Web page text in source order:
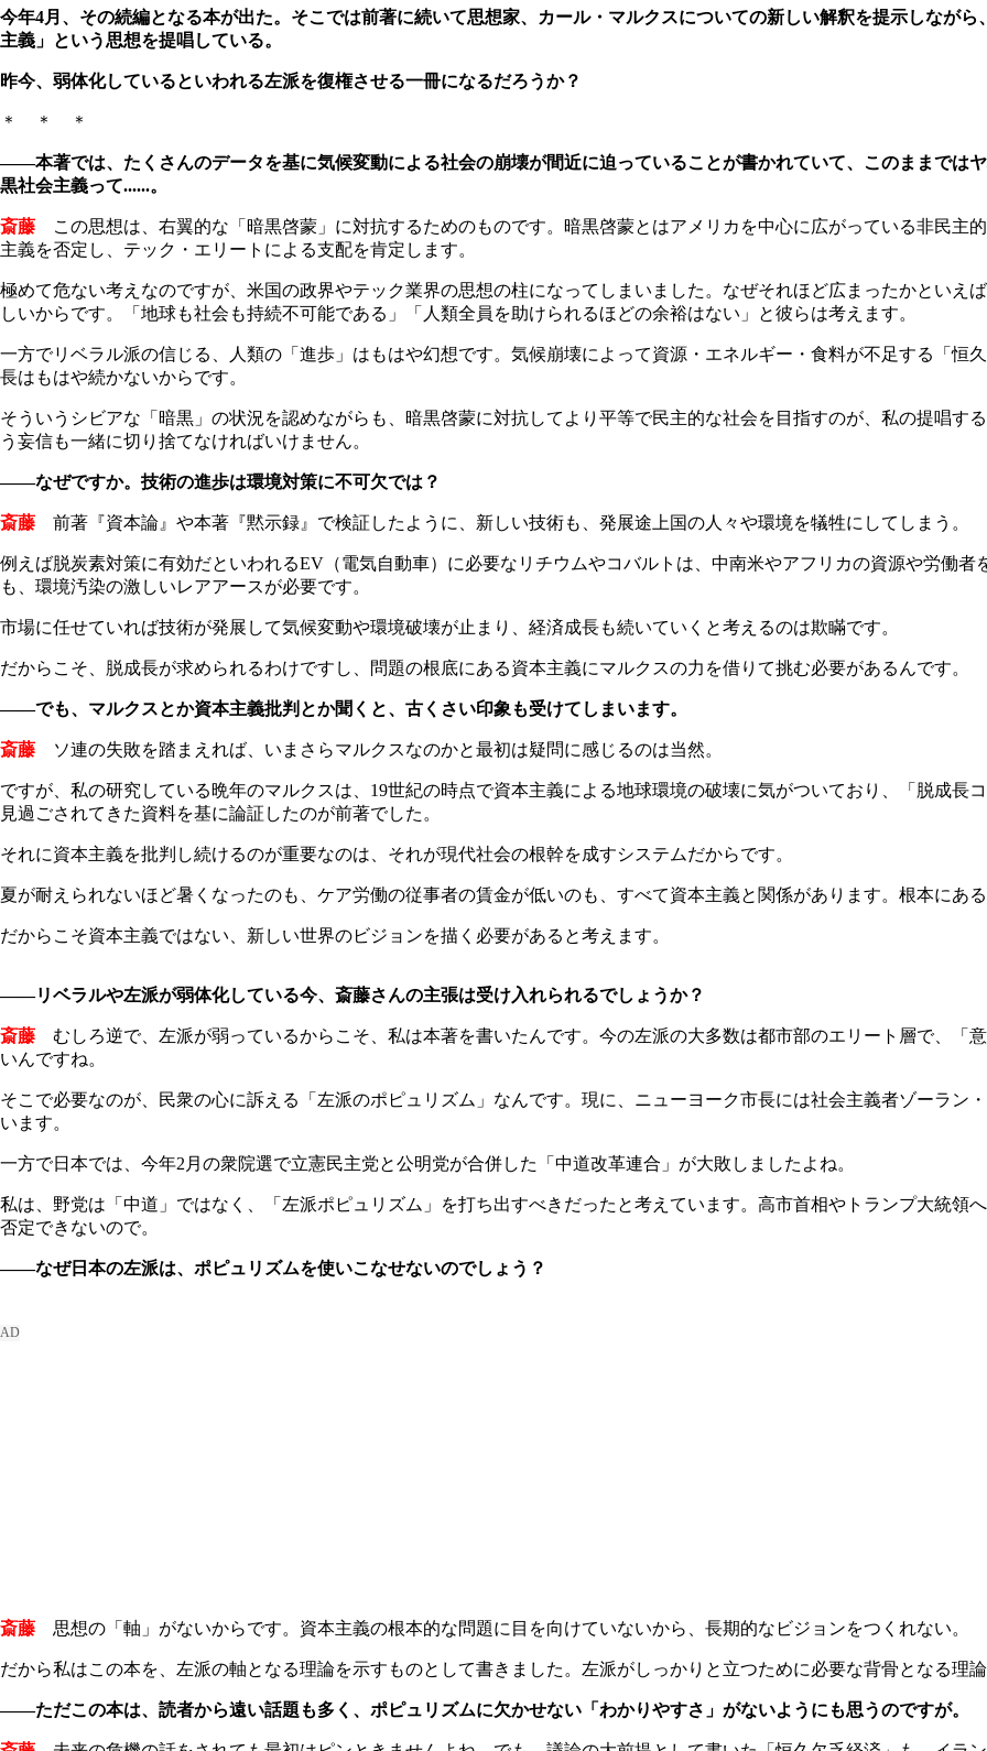
今年4月、その続編となる本が出た。そこでは前著に続いて思想家、カール・マルクスについての新しい解釈を提示しなが
主義」という思想を提唱している。
昨今、弱体化しているといわれる左派を復権させる一冊になるだろうか？
＊ ＊ ＊
――本著では、たくさんのデータを基に気候変動による社会の崩壊が間近に迫っていることが書かれていて、このままでは
黒社会主義って......。
斎藤 この思想は、右翼的な「暗黒啓蒙」に対抗するためのものです。暗黒啓蒙とはアメリカを中心に広がっている非民主
主義を否定し、テック・エリートによる支配を肯定します。
極めて危ない考えなのですが、米国の政界やテック業界の思想の柱になってしまいました。なぜそれほど広まったかといえ
しいからです。「地球も社会も持続不可能である」「人類全員を助けられるほどの余裕はない」と彼らは考えます。
一方でリベラル派の信じる、人類の「進歩」はもはや幻想です。気候崩壊によって資源・エネルギー・食料が不足する「恒
長はもはや続かないからです。
そういうシビアな「暗黒」の状況を認めながらも、暗黒啓蒙に対抗してより平等で民主的な社会を目指すのが、私の提唱す
う妄信も一緒に切り捨てなければいけません。
――なぜですか。技術の進歩は環境対策に不可欠では？
斎藤 前著『資本論』や本著『黙示録』で検証したように、新しい技術も、発展途上国の人々や環境を犠牲にしてしまう。
例えば脱炭素対策に有効だといわれるEV（電気自動車）に必要なリチウムやコバルトは、中南米やアフリカの資源や労働
も、環境汚染の激しいレアアースが必要です。
市場に任せていれば技術が発展して気候変動や環境破壊が止まり、経済成長も続いていくと考えるのは欺瞞です。
だからこそ、脱成長が求められるわけですし、問題の根底にある資本主義にマルクスの力を借りて挑む必要があるんです。
――でも、マルクスとか資本主義批判とか聞くと、古くさい印象も受けてしまいます。
斎藤 ソ連の失敗を踏まえれば、いまさらマルクスなのかと最初は疑問に感じるのは当然。
ですが、私の研究している晩年のマルクスは、19世紀の時点で資本主義による地球環境の破壊に気がついており、「脱成長
見過ごされてきた資料を基に論証したのが前著でした。
それに資本主義を批判し続けるのが重要なのは、それが現代社会の根幹を成すシステムだからです。
夏が耐えられないほど暑くなったのも、ケア労働の従事者の賃金が低いのも、すべて資本主義と関係があります。根本にあ
だからこそ資本主義ではない、新しい世界のビジョンを描く必要があると考えます。
――リベラルや左派が弱体化している今、斎藤さんの主張は受け入れられるでしょうか？
斎藤 むしろ逆で、左派が弱っているからこそ、私は本著を書いたんです。今の左派の大多数は都市部のエリート層で、「
いんですね。
そこで必要なのが、民衆の心に訴える「左派のポピュリズム」なんです。現に、ニューヨーク市長には社会主義者ゾーラン
います。
一方で日本では、今年2月の衆院選で立憲民主党と公明党が合併した「中道改革連合」が大敗しましたよね。
私は、野党は「中道」ではなく、「左派ポピュリズム」を打ち出すべきだったと考えています。高市首相やトランプ大統領
否定できないので。
――なぜ日本の左派は、ポピュリズムを使いこなせないのでしょう？
斎藤 思想の「軸」がないからです。資本主義の根本的な問題に目を向けていないから、長期的なビジョンをつくれない。
だから私はこの本を、左派の軸となる理論を示すものとして書きました。左派がしっかりと立つために必要な背骨となる理
――ただこの本は、読者から遠い話題も多く、ポピュリズムに欠かせない「わかりやすさ」がないようにも思うのですが。